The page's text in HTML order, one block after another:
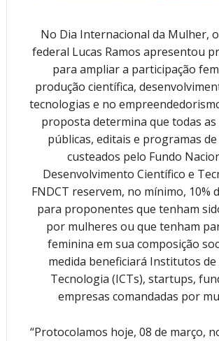
No Dia Internacional da Mulher,
federal Lucas Ramos apresentou
para ampliar a participação
produção científica,
tecnologias e no
proposta determina que todas as
públicas, editais e programas
custeados pelo Fundo
Desenvolvimento Científico e
FNDCT reservem, no mínimo, 10%
para proponentes que tenham
por mulheres ou que tenham
feminina em sua composição
medida beneficiará Institutos de
Tecnologia (ICTs), startups,
empresas comandadas por
“Protocolamos hoje, 08 de março,